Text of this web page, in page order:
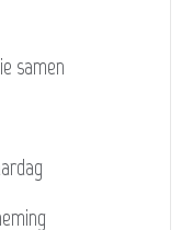
samen